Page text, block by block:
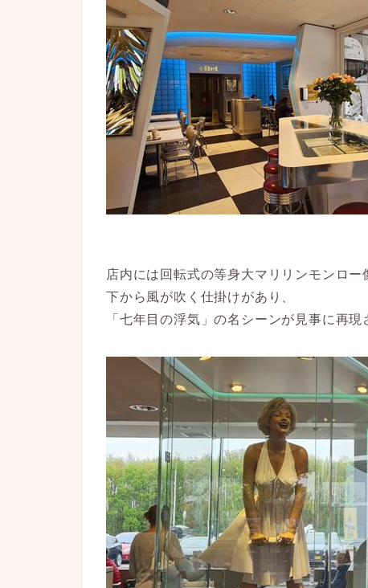
店内には回転式の等身大マリリンモンロー
下から風が吹く仕掛けがあり、
「七年目の浮気」の名シーンが見事に再現